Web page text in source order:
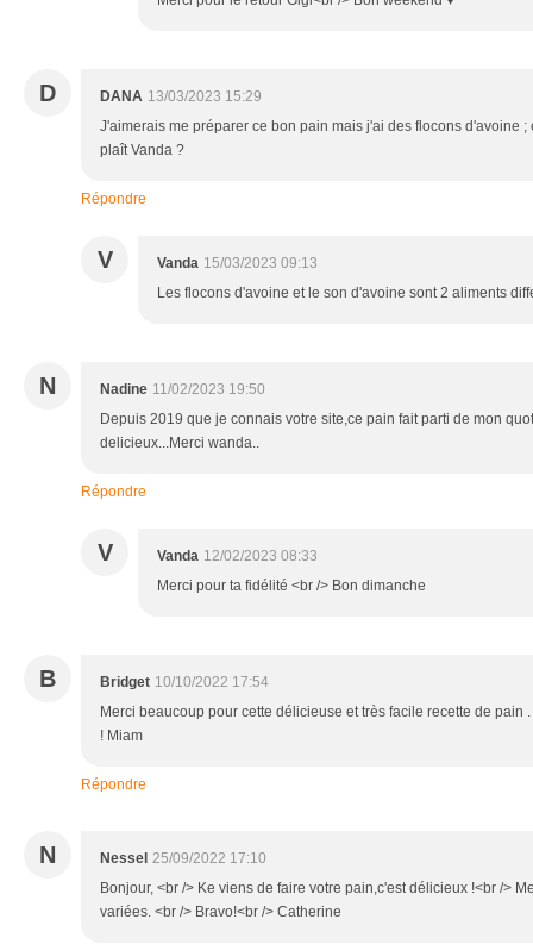
D DANA 13/03/2023 15:29
J'aimerais me préparer ce bon pain mais j'ai des flocons d'avoine
plaît Vanda ?
Répondre
V Vanda 15/03/2023 09:13
Les flocons d'avoine et le son d'avoine sont 2 aliments
N Nadine 11/02/2023 19:50
Depuis 2019 que je connais votre site,ce pain fait parti de mon
delicieux...Merci wanda..
Répondre
V Vanda 12/02/2023 08:33
Merci pour ta fidélité <br /> Bon dimanche
B Bridget 10/10/2022 17:54
Merci beaucoup pour cette délicieuse et très facile recette de pain
! Miam
Répondre
N Nessel 25/09/2022 17:10
Bonjour, <br /> Ke viens de faire votre pain,c'est délicieux !<br />
variées. <br /> Bravo!<br /> Catherine